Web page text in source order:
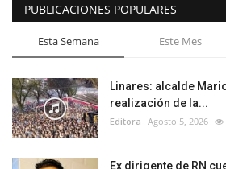
PUBLICACIONES POPULARES
Esta Semana Este Mes
Linares: alcalde
realización de la...
Editora Agosto 5, 2026
Ex dirigente de RN